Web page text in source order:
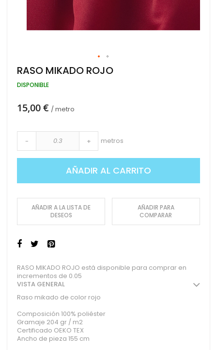
Saltar
al
comienzo
galería
RASO MIKADO ROJO
DISPONIBLE
15,00 € / metro
- + metros
AÑADIR AL CARRITO
AÑADIR A LA LISTA DE
DESEOS
AÑADIR PARA
COMPARAR
RASO MIKADO ROJO está disponible para comprar en
incrementos de 0.05
VISTA GENERAL
Raso mikado de color rojo
Composición 100% poliéster
Gramaje 204 gr / m2
Certificado OEKO TEX
Ancho de pieza 155 cm